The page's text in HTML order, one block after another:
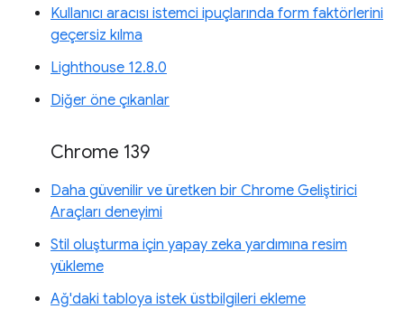
Kullanıcı aracısı istemci ipuçlarında form faktörlerini
geçersiz kılma
Lighthouse 12.8.0
Diğer öne çıkanlar
Chrome 139
Daha güvenilir ve üretken bir Chrome Geliştirici
Araçları deneyimi
Stil oluşturma için yapay zeka yardımına resim
yükleme
Ağ'daki tabloya istek üstbilgileri ekleme